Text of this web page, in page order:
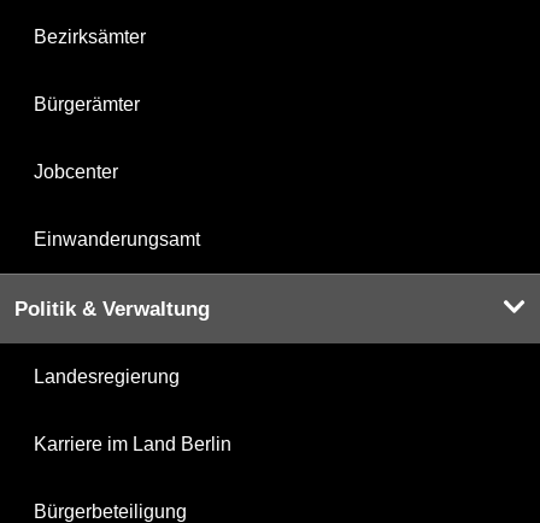
Bezirksämter
Bürgerämter
Jobcenter
Einwanderungsamt
Politik & Verwaltung
Landesregierung
Karriere im Land Berlin
Bürgerbeteiligung